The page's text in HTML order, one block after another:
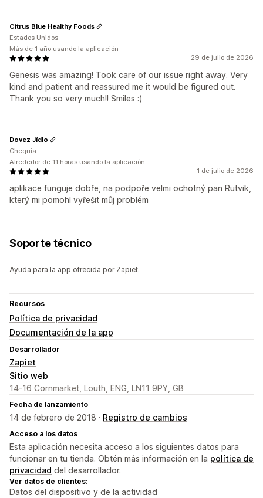
29 de julio de 2026
Genesis was amazing! Took care of our issue right away. Very
kind and patient and reassured me it would be figured out.
Thank you so very much!! Smiles :)
Citrus Blue Healthy Foods
Estados Unidos
Más de 1 año usando la aplicación
1 de julio de 2026
aplikace funguje dobře, na podpoře velmi ochotný pan Rutvik,
který mi pomohl vyřešit můj problém
Dovez Jídlo
Chequia
Alrededor de 11 horas usando la aplicación
Soporte técnico
Ayuda para la app ofrecida por Zapiet.
Recursos
Política de privacidad
Documentación de la app
Desarrollador
Zapiet
Sitio web
14-16 Cornmarket, Louth, ENG, LN11 9PY, GB
Fecha de lanzamiento
14 de febrero de 2018 · Registro de cambios
Acceso a los datos
Esta aplicación necesita acceso a los siguientes datos para
funcionar en tu tienda. Obtén más información en la política de
privacidad del desarrollador.
Ver datos de clientes:
Datos del dispositivo y de la actividad